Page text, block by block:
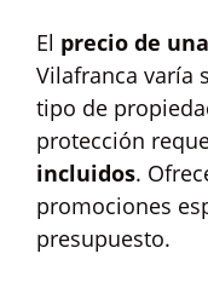
El precio de
Vilafranca varía
tipo de
protección
incluidos.
promociones
presupuesto.